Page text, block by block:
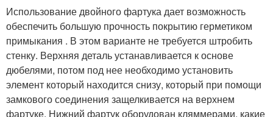
Использование двойного фартука дает возможность
обеспечить большую прочность покрытию герметиком
примыкания . В этом варианте не требуется штробить
стенку. Верхняя деталь устанавливается к основе
дюбелями, потом под нее необходимо установить
элемент который находится снизу, который при помощи
замкового соединения защелкивается на верхнем
фартуке. Нижний фартук оборудован кляммерами, какие